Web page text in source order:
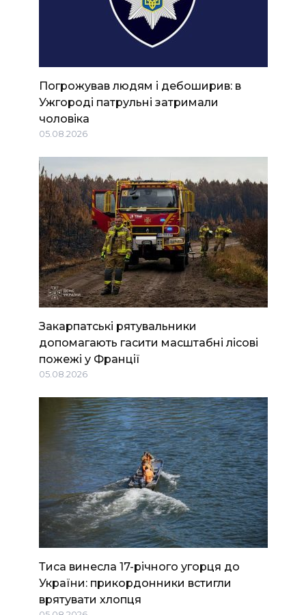
Погрожував людям і дебоширив: в
Ужгороді патрульні затримали
чоловіка
05.08.2026
Закарпатські рятувальники
допомагають гасити масштабні лісові
пожежі у Франції
05.08.2026
Тиса винесла 17-річного угорця до
України: прикордонники встигли
врятувати хлопця